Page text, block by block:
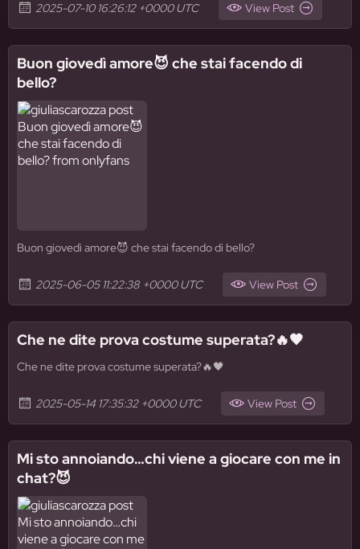
2025-07-10 16:26:12 +0000 UTC
View Post
Buon giovedì amore😈 che stai facendo di
bello?
Buon giovedì amore😈 che stai facendo di bello?
2025-06-05 11:22:38 +0000 UTC View Post
Che ne dite prova costume superata?🔥🖤
Che ne dite prova costume superata?🔥🖤
2025-05-14 17:35:32 +0000 UTC View Post
Mi sto annoiando…chi viene a giocare con me in
chat?😈